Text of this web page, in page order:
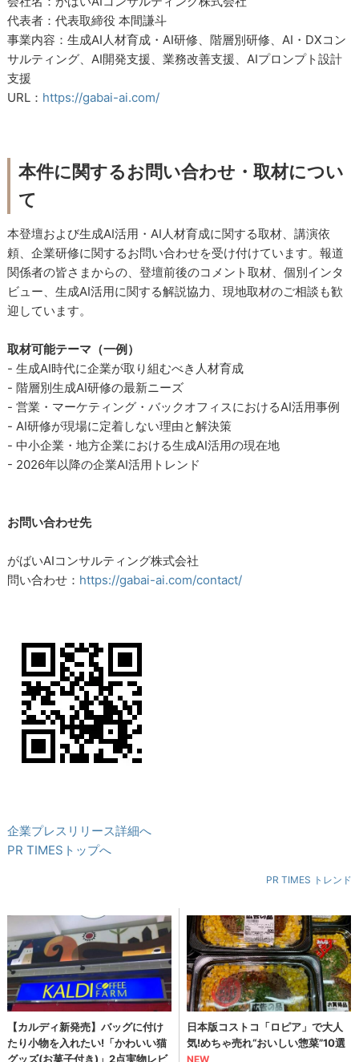
代表者：代表取締役 本間謙斗
事業内容：生成AI人材育成・AI研修、階層別研修、AI・DXコン
サルティング、AI開発支援、業務改善支援、AIプロンプト設計
支援
URL： https://gabai-ai.com/
本件に関するお問い合わせ・取材につい
て
本登壇および生成AI活用・AI人材育成に関する取材、講演依
頼、企業研修に関するお問い合わせを受け付けています。報道
関係者の皆さまからの、登壇前後のコメント取材、個別インタ
ビュー、生成AI活用に関する解説協力、現地取材のご相談も歓
迎しています。
取材可能テーマ（一例）
- 生成AI時代に企業が取り組むべき人材育成
- 階層別生成AI研修の最新ニーズ
- 営業・マーケティング・バックオフィスにおけるAI活用事例
- AI研修が現場に定着しない理由と解決策
- 中小企業・地方企業における生成AI活用の現在地
- 2026年以降の企業AI活用トレンド
お問い合わせ先
がばいAIコンサルティング株式会社
問い合わせ： https://gabai-ai.com/contact/
企業プレスリリース詳細へ
PR TIMESトップへ
PR TIMES トレンド